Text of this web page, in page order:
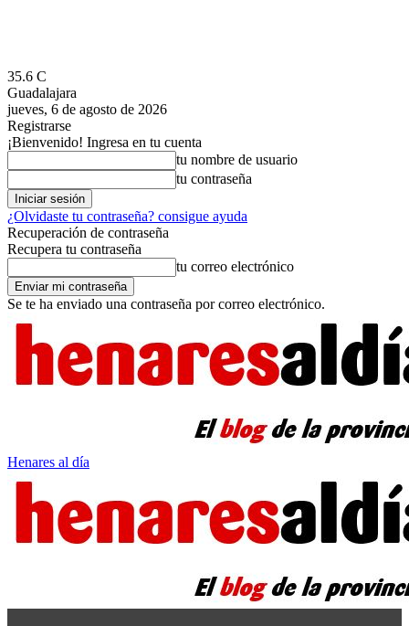
35.6 C
Guadalajara
jueves, 6 de agosto de 2026
Registrarse
¡Bienvenido! Ingresa en tu cuenta
tu nombre de usuario
tu contraseña
¿Olvidaste tu contraseña? consigue ayuda
Recuperación de contraseña
Recupera tu contraseña
tu correo electrónico
Se te ha enviado una contraseña por correo electrónico.
Henares al día